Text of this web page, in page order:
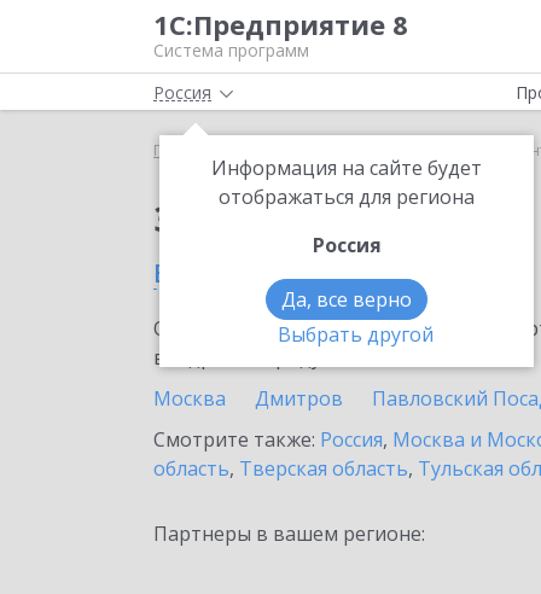
1С:Предприятие 8
Система программ
Россия
Информация на сайте будет
отображаться для региона
Россия
Да, все верно
Выбрать другой
Главная 1С-ЭПД в
Заказать 1С-ЭПД
в Ивантеевке
Ознакомьтесь с информационными
внедрение продукта.
Москва
Дмитров Павловский
Смотрите также: Россия, Москва и
область, Тверская область, Тульская
Партнеры в вашем регионе: